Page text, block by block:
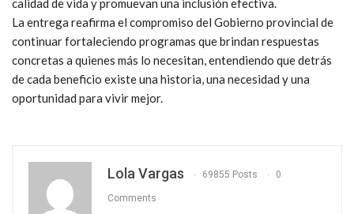
calidad de vida y promuevan una inclusión efectiva.
La entrega reafirma el compromiso del Gobierno provincial de
continuar fortaleciendo programas que brindan respuestas
concretas a quienes más lo necesitan, entendiendo que detrás
de cada beneficio existe una historia, una necesidad y una
oportunidad para vivir mejor.
Lola Vargas 69855 Posts 0
Comments